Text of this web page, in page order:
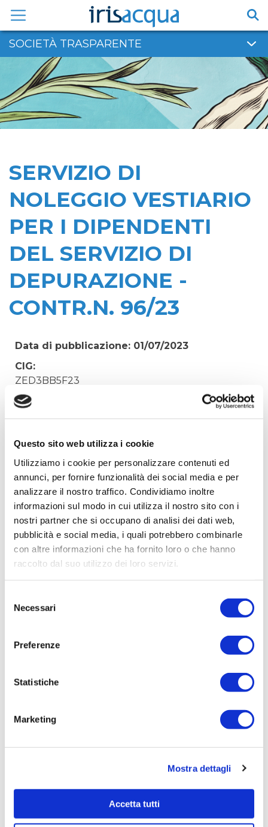
Questo sito web utilizza i cookie
Utilizziamo i cookie per personalizzare contenuti ed
annunci, per fornire funzionalità dei social media e per
analizzare il nostro traffico. Condividiamo inoltre
informazioni sul modo in cui utilizza il nostro sito con i
nostri partner che si occupano di analisi dei dati web,
pubblicità e social media, i quali potrebbero combinarle
con altre informazioni che ha fornito loro o che hanno
raccolto dal suo utilizzo dei loro servizi.
delNecessari
Preferenze
Statistiche
Marketing
Mostra dettagli
Accetta tutti
contenuto
SOCIETÀ TRASPARENTE
SERVIZIO DI
NOLEGGIO VESTIARIO
PER I DIPENDENTI
DEL SERVIZIO DI
DEPURAZIONE -
CONTR.N. 96/23
Data di pubblicazione: 01/07/2023
CIG:
ZED3BB5F23
Struttura proponente:
Oggetto:
SERVIZIO DI NOLEGGIO VESTIARIO PER I
DIPENDENTI DEL SERVIZIO DI DEPURAZIONE -
CONTR.N. 96/23
Codice Fiscale:
Procedura di scelta:
Affidamento ai sensi del Regolamento Generale
Aziendale per Lavori Servizi e Forniture
Aggiudicatario Nome:
LAVANDERIE DELL'ALTO ADIGE S.r.l. - cod. fisc.
Tempi di completamento:
Importo Liquidato: